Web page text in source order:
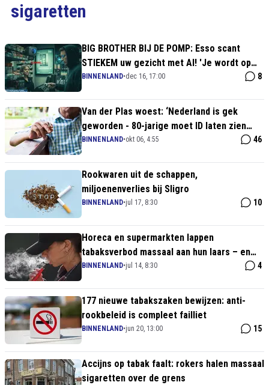
sigaretten
BIG BROTHER BIJ DE POMP: Esso scant
STIEKEM uw gezicht met AI! 'Je wordt op
grote schaal gevolgd'
BINNENLAND•dec 16, 17:00 8
Van der Plas woest: ‘Nederland is gek
geworden - 80-jarige moet ID laten zien
voor sigaretten’
BINNENLAND•okt 06, 4:55 46
Rookwaren uit de schappen,
miljoenenverlies bij Sligro
BINNENLAND•jul 17, 8:30 10
Horeca en supermarkten lappen
tabaksverbod massaal aan hun laars – en
dat is niet gek
BINNENLAND•jul 14, 8:30 4
177 nieuwe tabakszaken bewijzen: anti-
rookbeleid is compleet failliet
BINNENLAND•jun 20, 13:00 15
Accijns op tabak faalt: rokers halen massaal
sigaretten over de grens